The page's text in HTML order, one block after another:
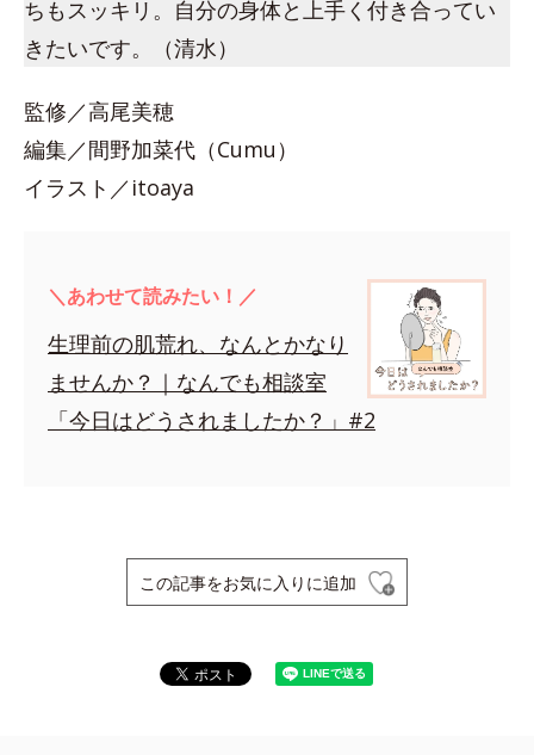
ちもスッキリ。自分の身体と上手く付き合ってい
きたいです。（清水）
監修／高尾美穂
編集／間野加菜代（Cumu）
イラスト／itoaya
＼あわせて読みたい！／
生理前の肌荒れ、なんとかなり
ませんか？｜なんでも相談室
「今日はどうされましたか？」#2
この記事をお気に入りに追加